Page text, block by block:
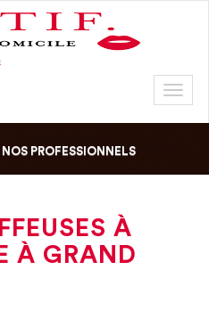
NOS PROFESSIONNELS
À
À GRAND